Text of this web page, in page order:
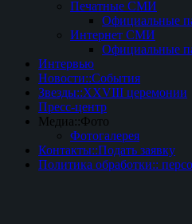
Печатные СМИ
Официальные
Интернет СМИ
Официальные
Интервью
Новости::События
Звезды::XXVIII церемонии
Пресс-центр
Медиа::Фото
Фотогалерея
Контакты::Подать заявку
Политика обработки::